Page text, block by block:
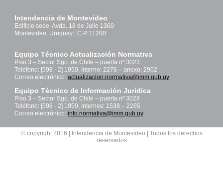
Intendencia de Montevideo
Edificio sede: Avda. 18 de Julio 1360
Montevideo, Uruguay | C.P. 11200
Equipo Técnico Actualización Normativa
Piso 3 – Sector Sgo. de Chile – puerta nº 3023
Teléfono: [598 - 2] 1950, Interno: 2276 – anexo: 2902
Correo electrónico: actualizacion.normativa@imm.gub.uy
Equipo Técnico de Información Jurídica
Piso 3 – Sector Sgo. de Chile – puerta nº 3028
Teléfono: [598 - 2] 1950, Internos: 1538 – 2265
Correo electrónico: info.normativa@imm.gub.uy
© copyright 2016 | Intendencia de Montevideo | Todos los derechos
reservados